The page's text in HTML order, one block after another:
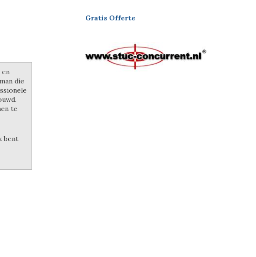
en
die
te
bent
Gratis Offerte